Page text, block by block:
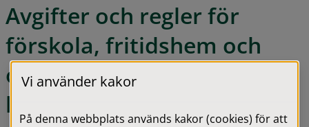
Avgifter och regler för
förskola, fritidshem och
omsorg kvällar, nätter och
helger
Vi använder kakor
På denna webbplats används kakor (cookies) för att